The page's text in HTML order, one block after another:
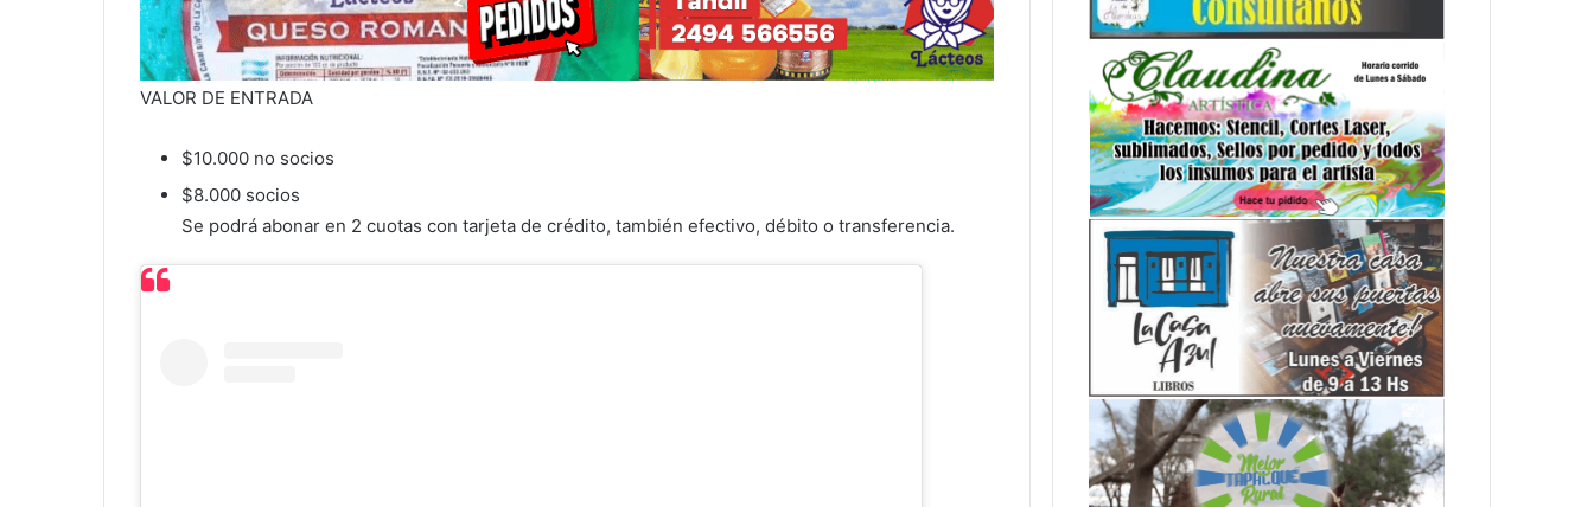
VALOR DE ENTRADA
$10.000 no socios
$8.000 socios
Se podrá abonar en 2 cuotas con tarjeta de crédito, también efectivo, débito o transferencia.